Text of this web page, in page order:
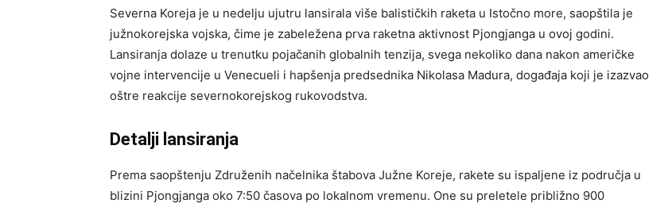
Severna Koreja je u nedelju ujutru lansirala više balističkih raketa u Istočno more, saopštila je
južnokorejska vojska, čime je zabeležena prva raketna aktivnost Pjongjanga u ovoj godini.
Lansiranja dolaze u trenutku pojačanih globalnih tenzija, svega nekoliko dana nakon američke
vojne intervencije u Venecueli i hapšenja predsednika Nikolasa Madura, događaja koji je izazvao
oštre reakcije severnokorejskog rukovodstva.
Detalji lansiranja
Prema saopštenju Združenih načelnika štabova Južne Koreje, rakete su ispaljene iz područja u
blizini Pjongjanga oko 7:50 časova po lokalnom vremenu. One su preletele približno 900